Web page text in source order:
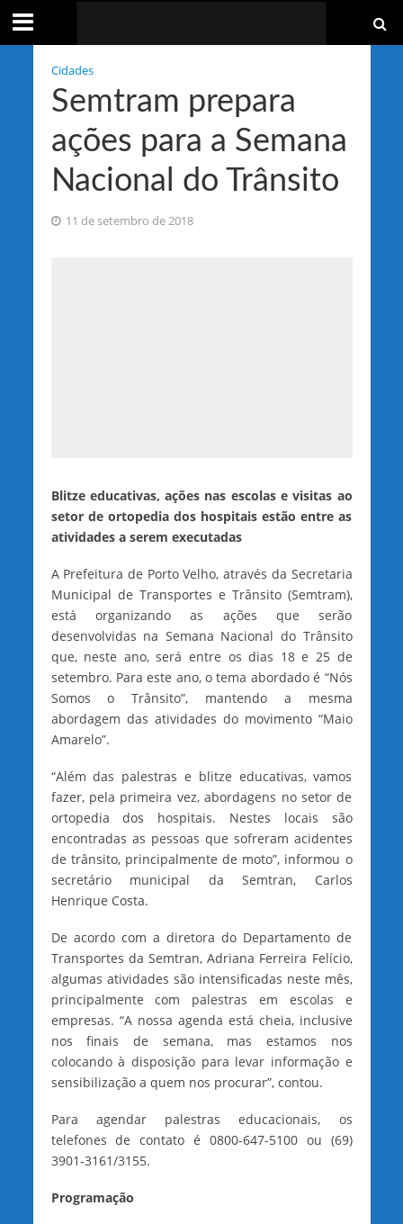
Cidades
Semtram prepara
ações para a Semana
Nacional do Trânsito
11 de setembro de 2018
Blitze educativas, ações nas escolas e visitas ao
setor de ortopedia dos hospitais estão entre as
atividades a serem executadas
A Prefeitura de Porto Velho, através da Secretaria
Municipal de Transportes e Trânsito (Semtram),
está organizando as ações que serão
desenvolvidas na Semana Nacional do Trânsito
que, neste ano, será entre os dias 18 e 25 de
setembro. Para este ano, o tema abordado é “Nós
Somos o Trânsito”, mantendo a mesma
abordagem das atividades do movimento “Maio
Amarelo”.
“Além das palestras e blitze educativas, vamos
fazer, pela primeira vez, abordagens no setor de
ortopedia dos hospitais. Nestes locais são
encontradas as pessoas que sofreram acidentes
de trânsito, principalmente de moto”, informou o
secretário municipal da Semtran, Carlos
Henrique Costa.
De acordo com a diretora do Departamento de
Transportes da Semtran, Adriana Ferreira Felício,
algumas atividades são intensificadas neste mês,
principalmente com palestras em escolas e
empresas. “A nossa agenda está cheia, inclusive
nos finais de semana, mas estamos nos
colocando à disposição para levar informação e
sensibilização a quem nos procurar”, contou.
Para agendar palestras educacionais, os
telefones de contato é 0800-647-5100 ou (69)
3901-3161/3155.
Programação